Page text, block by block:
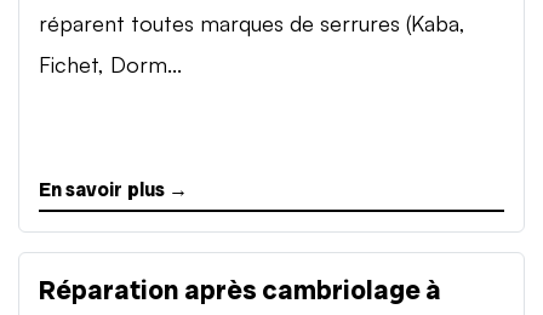
réparent toutes marques de serrures (Kaba,
Fichet, Dorm...
En savoir plus →
Réparation après cambriolage à